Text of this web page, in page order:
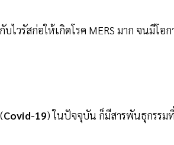
วรัสก่อให้เกิดโรค MERS มาก จนมีโอก
(Covid-19) ในปัจจุบัน ก็มีสารพันธุกรรมที่